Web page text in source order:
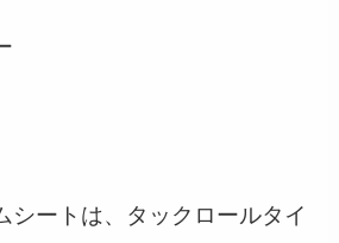
シートは、タックロールタイ